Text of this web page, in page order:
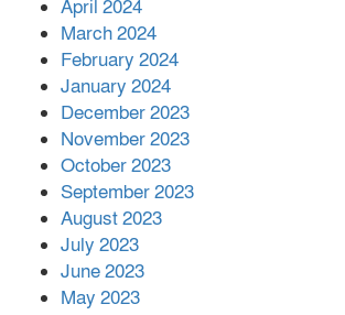
April 2024
March 2024
February 2024
January 2024
December 2023
November 2023
October 2023
September 2023
August 2023
July 2023
June 2023
May 2023